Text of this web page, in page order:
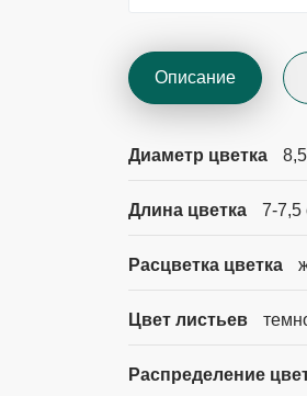
Описание
Диаметр цветка
Длина цветка 7-7,5
Расцветка цветка
Цвет листьев
Распределение